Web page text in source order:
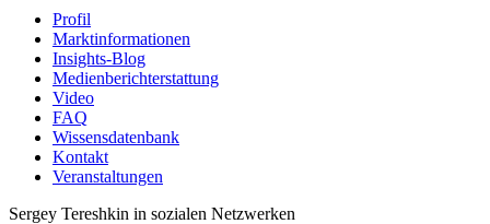
Profil
Marktinformationen
Insights-Blog
Medienberichterstattung
Video
FAQ
Wissensdatenbank
Kontakt
Veranstaltungen
Sergey Tereshkin in sozialen Netzwerken